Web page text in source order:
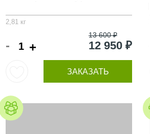
2,81 кг
- +
13 600 ₽
12 950 ₽
ЗАКАЗАТЬ